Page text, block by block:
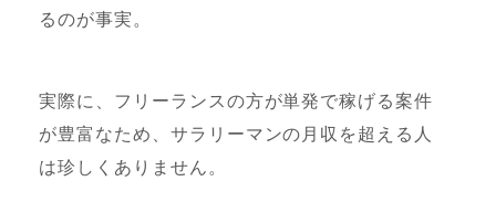
るのが事実。
実際に、フリーランスの方が単発で稼げる案件
が豊富なため、サラリーマンの月収を超える人
は珍しくありません。